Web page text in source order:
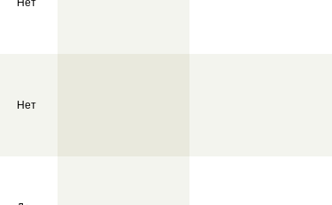
Нет
Нет